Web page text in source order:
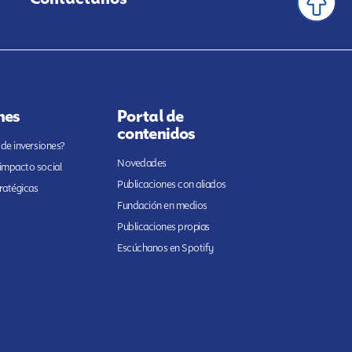
inversiones?
social
Portal de
contenidos
Novedades
Publicaciones con aliados
Fundación en medios
Publicaciones propias
Escúchanos en Spotify